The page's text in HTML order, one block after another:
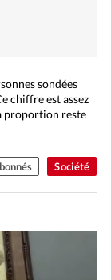
Société
sondées
chiffre est assez
proportion reste